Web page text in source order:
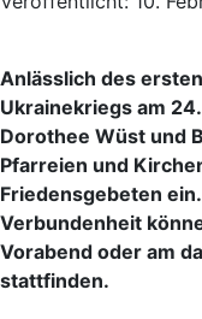
Anlässlich des
Ukrainekriegs am
Dorothee Wüst und
Pfarreien und
Friedensgebeten
Verbundenheit
Vorabend oder am
stattfinden.